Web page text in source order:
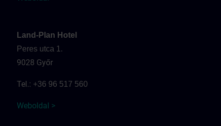
Land-Plan Hotel
Peres utca 1.
9028 Győr
Tel.: +36 96 517 560
Weboldal >